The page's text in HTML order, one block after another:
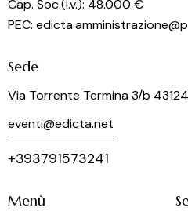
Cap. Soc.(i.v.): 48.000 €
PEC:
Sede
Via Torrente Termina 3/b
eventi@edicta.net
+393791573241
Menù